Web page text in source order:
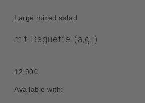
Large mixed salad
mit Baguette (a,g,j)
12,90€
Available with: